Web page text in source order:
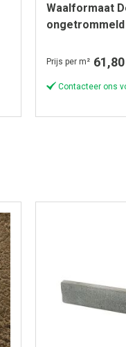
Waalformaat
Prijs per m² 61,80
Contacteer ons